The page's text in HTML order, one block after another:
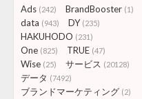
Ads (242) BrandBooster (1)
data (943) DY (235)
HAKUHODO (231)
One (825) TRUE (47)
Wise (25) サービス (20128)
データ (7492)
ブランドマーケティング (2)